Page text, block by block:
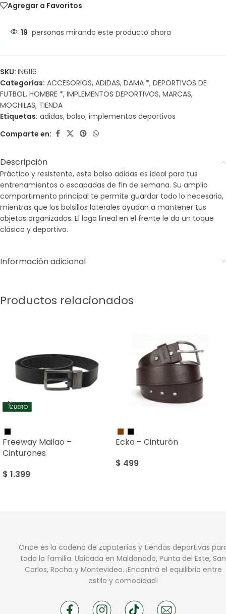
Agregar a Favoritos
19 personas mirando este producto ahora
SKU: IN6116
Categorías: ACCESORIOS, ADIDAS, DAMA *, DEPORTIVOS DE
FUTBOL, HOMBRE *, IMPLEMENTOS DEPORTIVOS, MARCAS,
MOCHILAS, TIENDA
Etiquetas: adidas, bolso, implementos deportivos
Comparte en:
Descripción
Práctico y resistente, este bolso adidas es ideal para tus
entrenamientos o escapadas de fin de semana. Su amplio
compartimento principal te permite guardar todo lo necesario,
mientras que los bolsillos laterales ayudan a mantener tus
objetos organizados. El logo lineal en el frente le da un toque
clásico y deportivo.
Información adicional
Productos relacionados
Freeway Mailao –
Cinturones
$ 1.399
Ecko – Cinturón
$ 499
Once es la cadena de zapaterías y tiendas deportivas
toda la familia. Ubicada en Maldonado, Punta del Este, San
Carlos, Rocha y Montevideo. ¡Encontrá el equilibrio entre
estilo y comodidad!